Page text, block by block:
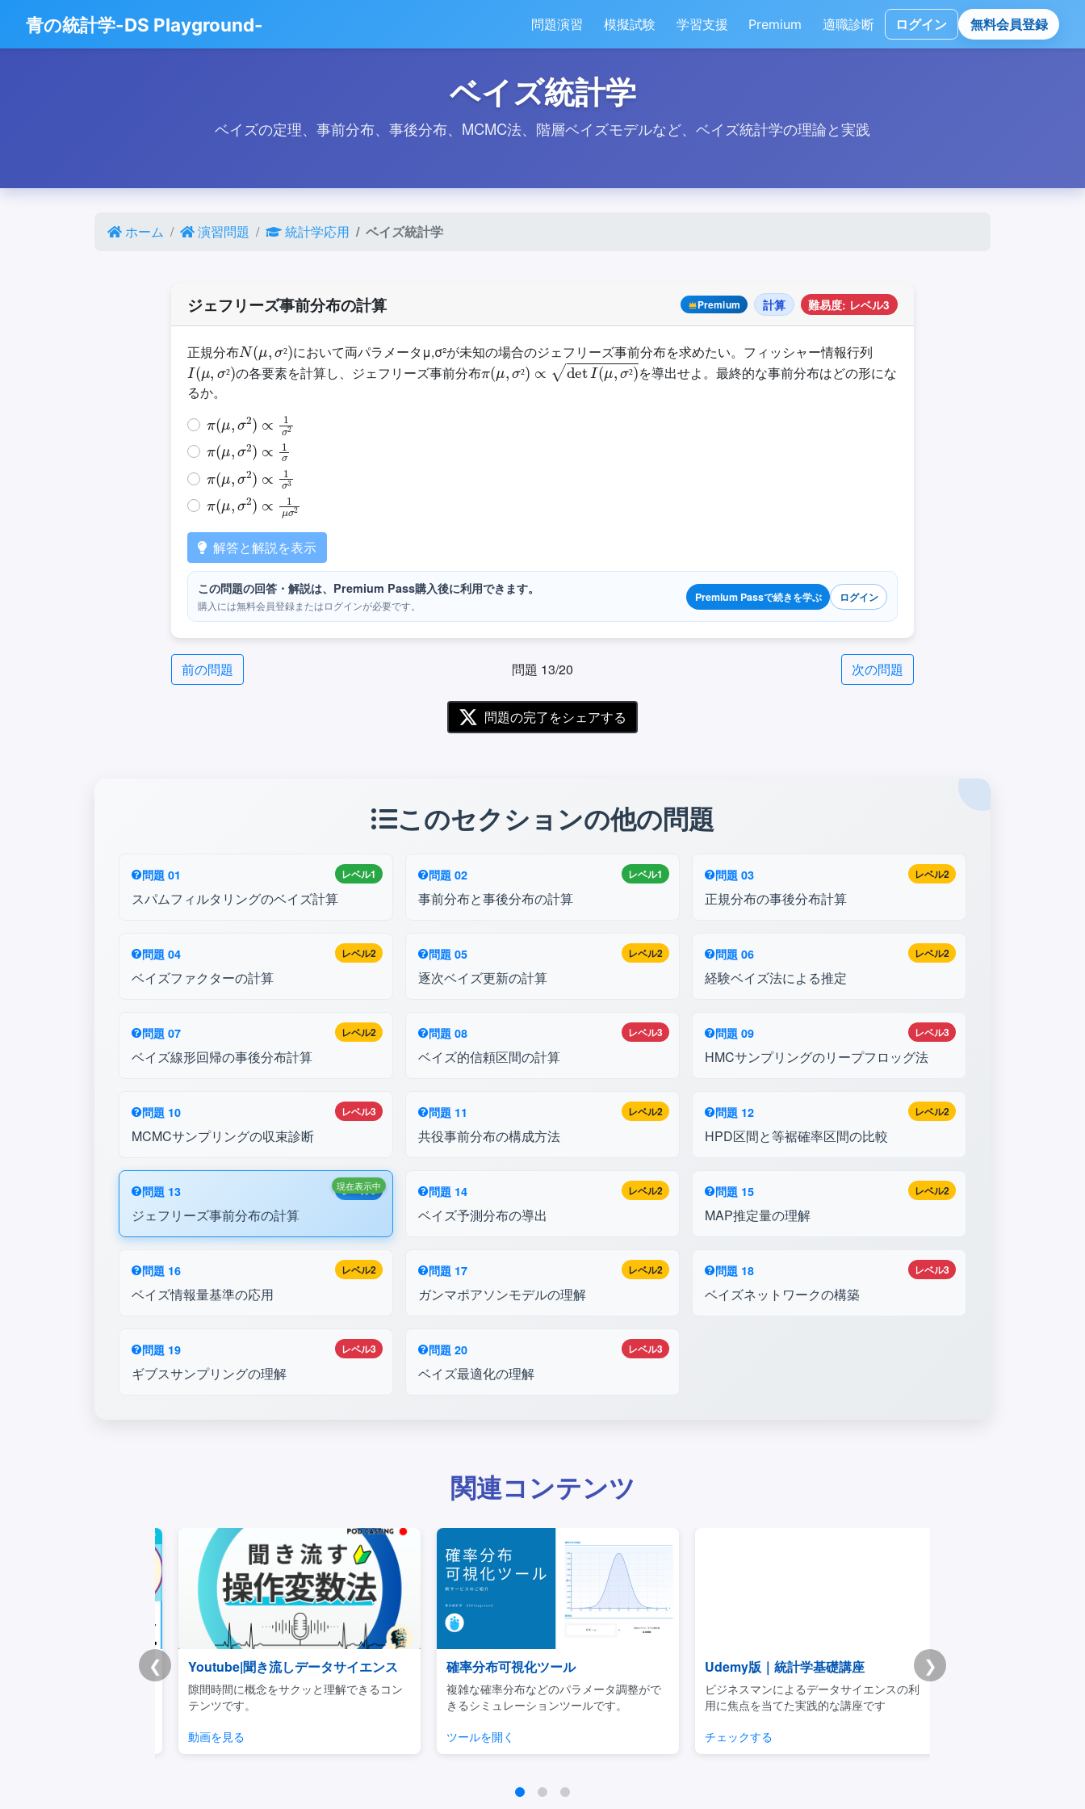
青の統計学-DS Playground- 問題演習 模擬試験 学習支援 Premium 適職診断 ログイン 無料会員登録
ベイズ統計学
ベイズの定理、事前分布、事後分布、MCMC法、階層ベイズモデルなど、ベイズ統計学の理論と実践
ホーム 演習問題 統計学応用 ベイズ統計学
ジェフリーズ事前分布の計算 Premium 計算 難易度: レベル3
正規分布
)
において両パラメータμ,σ²が未知の場合のジェフリーズ事前分布を求めたい。フィッシャー情報行列
I(μ,σ²)
の各要素を計算し、ジェフリーズ事前分布
π(μ,σ²)∝detI(μ,σ²)
を導出せよ。最終的な事前分布はどの形にな
るか。
2 σ
(μ , 2 1σ
(μ , 2 1σ
(μ , 2 1μ
解答と解説を表示
この問題の回答・解説は、Premium Pass購入後に利用できます。
購入には無料会員登録またはログインが必要です。
Premium Passで続きを学ぶ ログイン
前の問題 問題 13/20 次の問題
問題の完了をシェアする
このセクションの他の問題
レベル1
問題 01
スパムフィルタリングのベイズ計算
レベル1
問題 02
事前分布と事後分布の計算
レベル2
問題 03
正規分布の事後分布計算
レベル2
問題 04
ベイズファクターの計算
レベル2
問題 05
逐次ベイズ更新の計算
レベル2
問題 06
経験ベイズ法による推定
レベル2
問題 07
ベイズ線形回帰の事後分布計算
レベル3
問題 08
ベイズ的信頼区間の計算
レベル3
問題 09
HMCサンプリングのリープフロッグ法
レベル3
問題 10
MCMCサンプリングの収束診断
レベル2
問題 11
共役事前分布の構成方法
レベル2
問題 12
HPD区間と等裾確率区間の比較
レベル3
問題 13
ジェフリーズ事前分布の計算
現在表示中 レベル2
問題 14
ベイズ予測分布の導出
レベル2
問題 15
MAP推定量の理解
レベル2
問題 16
ベイズ情報量基準の応用
レベル2
問題 17
ガンマポアソンモデルの理解
レベル3
問題 18
ベイズネットワークの構築
レベル3
問題 19
ギブスサンプリングの理解
レベル3
問題 20
ベイズ最適化の理解
関連コンテンツ
❮ ❯
Youtube|聞き流しデータサイエンス
隙間時間に概念をサクッと理解できるコン
テンツです。
動画を見る
確率分布可視化ツール
複雑な確率分布などのパラメータ調整がで
きるシミュレーションツールです。
ツールを開く
Udemy版｜統計学基礎講座
ビジネスマンによるデータサイエンスの利
用に焦点を当てた実践的な講座です
チェックする